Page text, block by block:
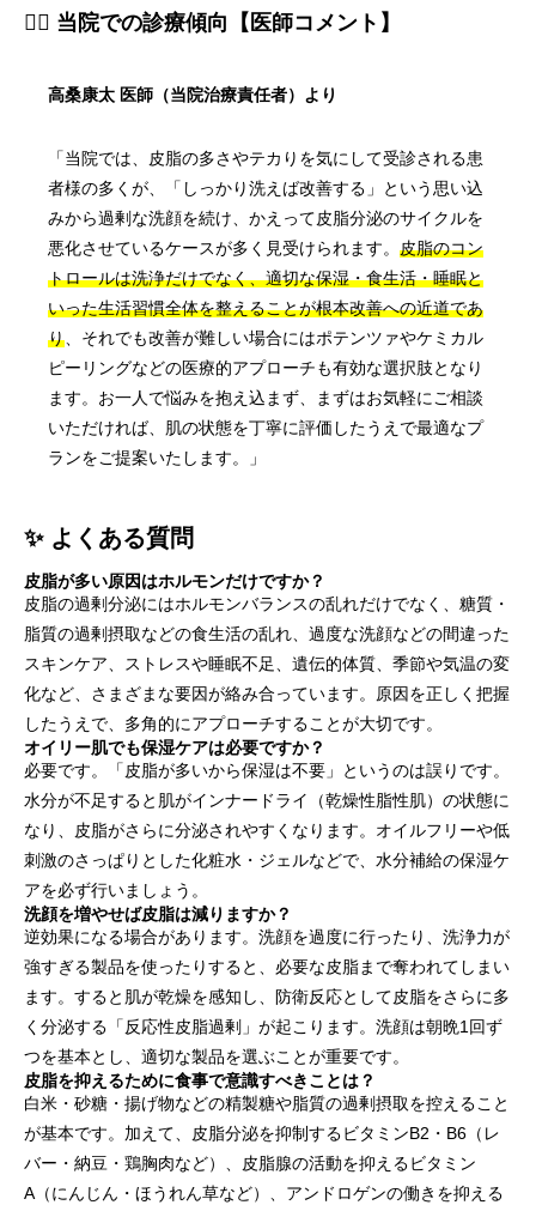
👨‍⚕️ 当院での診療傾向【医師コメント】
高桑康太 医師（当院治療責任者）より
「当院では、皮脂の多さやテカりを気にして受診される患
者様の多くが、「しっかり洗えば改善する」という思い込
みから過剰な洗顔を続け、かえって皮脂分泌のサイクルを
悪化させているケースが多く見受けられます。 皮脂のコン
トロールは洗浄だけでなく、適切な保湿・食生活・睡眠と
いった生活習慣全体を整えることが根本改善への近道であ
り、それでも改善が難しい場合にはポテンツァやケミカル
ピーリングなどの医療的アプローチも有効な選択肢となり
ます。お一人で悩みを抱え込まず、まずはお気軽にご相談
いただければ、肌の状態を丁寧に評価したうえで最適なプ
ランをご提案いたします。」
✨ よくある質問
皮脂が多い原因はホルモンだけですか？
皮脂の過剰分泌にはホルモンバランスの乱れだけでなく、糖質・
脂質の過剰摂取などの食生活の乱れ、過度な洗顔などの間違った
スキンケア、ストレスや睡眠不足、遺伝的体質、季節や気温の変
化など、さまざまな要因が絡み合っています。原因を正しく把握
したうえで、多角的にアプローチすることが大切です。
オイリー肌でも保湿ケアは必要ですか？
必要です。「皮脂が多いから保湿は不要」というのは誤りです。
水分が不足すると肌がインナードライ（乾燥性脂性肌）の状態に
なり、皮脂がさらに分泌されやすくなります。オイルフリーや低
刺激のさっぱりとした化粧水・ジェルなどで、水分補給の保湿ケ
アを必ず行いましょう。
洗顔を増やせば皮脂は減りますか？
逆効果になる場合があります。洗顔を過度に行ったり、洗浄力が
強すぎる製品を使ったりすると、必要な皮脂まで奪われてしまい
ます。すると肌が乾燥を感知し、防衛反応として皮脂をさらに多
く分泌する「反応性皮脂過剰」が起こります。洗顔は朝晩1回ず
つを基本とし、適切な製品を選ぶことが重要です。
皮脂を抑えるために食事で意識すべきことは？
白米・砂糖・揚げ物などの精製糖や脂質の過剰摂取を控えること
が基本です。加えて、皮脂分泌を抑制するビタミンB2・B6（レ
バー・納豆・鶏胸肉など）、皮脂腺の活動を抑えるビタミン
A（にんじん・ほうれん草など）、アンドロゲンの働きを抑える